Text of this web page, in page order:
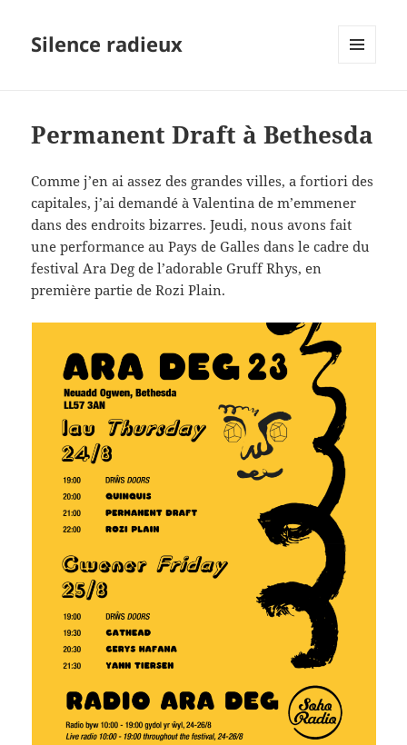
Silence radieux
Permanent Draft à Bethesda
Comme j’en ai assez des grandes villes, a fortiori des
capitales, j’ai demandé à Valentina de m’emmener
dans des endroits bizarres. Jeudi, nous avons fait
une performance au Pays de Galles dans le cadre du
festival Ara Deg de l’adorable Gruff Rhys, en
première partie de Rozi Plain.